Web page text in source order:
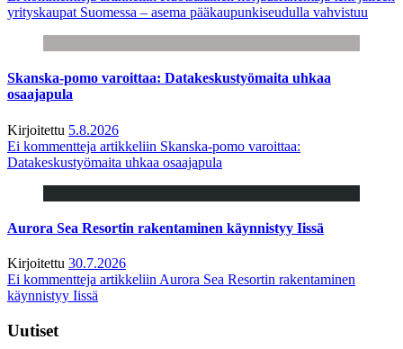
yrityskaupat Suomessa – asema pääkaupunkiseudulla vahvistuu
Skanska-pomo varoittaa: Datakeskustyömaita uhkaa
osaajapula
Kirjoitettu 5.8.2026
Ei kommentteja artikkeliin Skanska-pomo varoittaa:
Datakeskustyömaita uhkaa osaajapula
Aurora Sea Resortin rakentaminen käynnistyy Iissä
Kirjoitettu 30.7.2026
Ei kommentteja artikkeliin Aurora Sea Resortin rakentaminen
käynnistyy Iissä
Uutiset